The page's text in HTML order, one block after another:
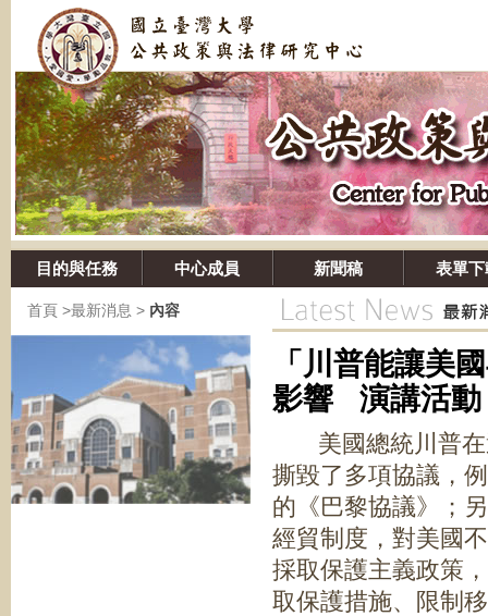
目的與任務 中心成員 新聞稿 表單下
首頁 >最新消息 > 內容
「川普能讓美
影響 演
美國總統川普在
撕毀了多項協議，
的《巴黎協議》；
經貿制度，對美國
採取保護主義政策
取保護措施、限制